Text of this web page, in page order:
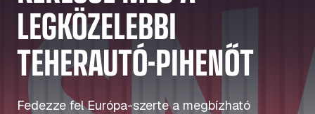
LEGKÖZELEBBI
TEHERAUTÓ-PIHENŐT
Fedezze fel Európa-szerte a megbízható